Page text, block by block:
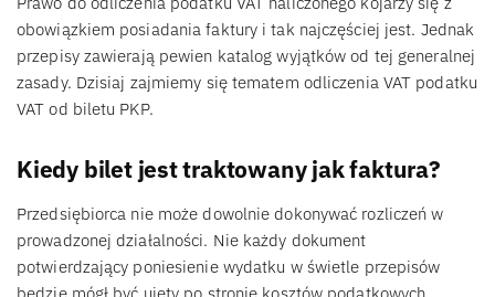
obowiązkiem posiadania faktury i tak najczęściej jest. Jednak
przepisy zawierają pewien katalog wyjątków od tej generalnej
zasady. Dzisiaj zajmiemy się tematem odliczenia VAT podatku
VAT od biletu PKP.
Kiedy bilet jest traktowany jak faktura?
Przedsiębiorca nie może dowolnie dokonywać rozliczeń w
prowadzonej działalności. Nie każdy dokument
potwierdzający poniesienie wydatku w świetle przepisów